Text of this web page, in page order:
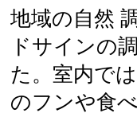
地域の自然
ドサインの
た。室内で
のフンや食